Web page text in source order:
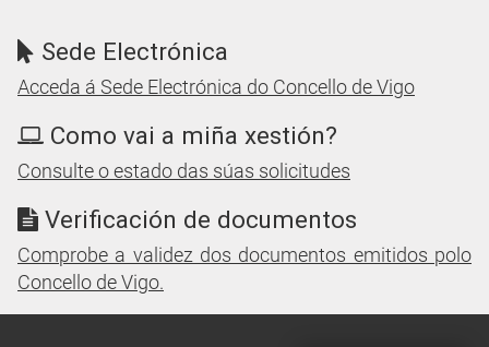
Sede Electrónica
Acceda á Sede Electrónica do Concello de Vigo
Como vai a miña xestión?
Consulte o estado das súas solicitudes
Verificación de documentos
Comprobe a validez dos documentos emitidos polo
Concello de Vigo.